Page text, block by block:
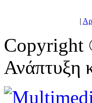
|
Ανάπτυξη